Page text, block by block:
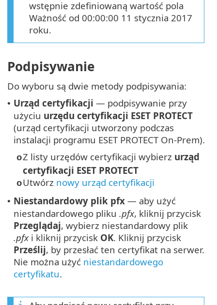
wstępnie zdefiniowaną wartość pola
Ważność od 00:00:00 11 stycznia 2017
roku.
Podpisywanie
Do wyboru są dwie metody podpisywania:
• Urząd certyfikacji — podpisywanie przy
użyciu urzędu certyfikacji ESET PROTECT
(urząd certyfikacji utworzony podczas
instalacji programu ESET PROTECT On-Prem).
oZ listy urzędów certyfikacji wybierz urząd
certyfikacji ESET PROTECT
oUtwórz nowy urząd certyfikacji
• Niestandardowy plik pfx — aby użyć
niestandardowego pliku .pfx, kliknij przycisk
Przeglądaj, wybierz niestandardowy plik
.pfxi kliknij przycisk OK. Kliknij przycisk
Prześlij, by przesłać ten certyfikat na serwer.
Nie można użyć niestandardowego
certyfikatu.